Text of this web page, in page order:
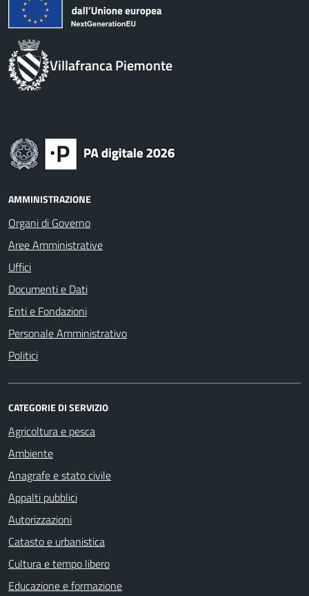
Villafranca Piemonte
AMMINISTRAZIONE
Organi di Governo
Aree Amministrative
Uffici
Documenti e Dati
Enti e Fondazioni
Personale Amministrativo
Politici
CATEGORIE DI SERVIZIO
Agricoltura e pesca
Ambiente
Anagrafe e stato civile
Appalti pubblici
Autorizzazioni
Catasto e urbanistica
Cultura e tempo libero
Educazione e formazione